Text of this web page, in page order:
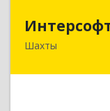
Шахты
346480,